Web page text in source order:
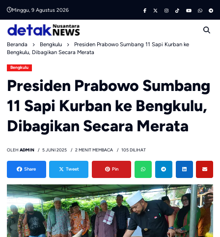
content
Minggu, 9 Agustus 2026
Beranda Bengkulu
Presiden Prabowo Sumbang 11 Sapi Kurban ke
Bengkulu, Dibagikan Secara Merata
Bengkulu
Presiden Prabowo Sumbang
11 Sapi Kurban ke Bengkulu,
Dibagikan Secara Merata
OLEH ADMIN 5 JUNI 2025 2 MENIT MEMBACA 105 DILIHAT
Share Tweet Pin